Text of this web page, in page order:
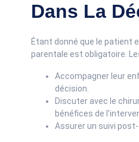
Dans La
Étant donné que le patient
parentale est obligatoire.
Accompagner leur
décision.
Discuter avec le
bénéfices de
Assurer un suivi